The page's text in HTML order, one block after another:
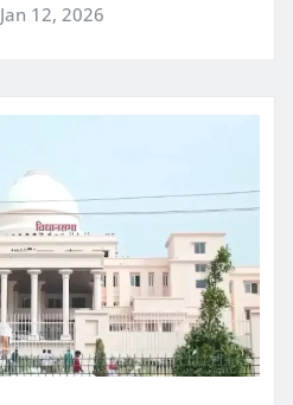
Jan 12, 2026